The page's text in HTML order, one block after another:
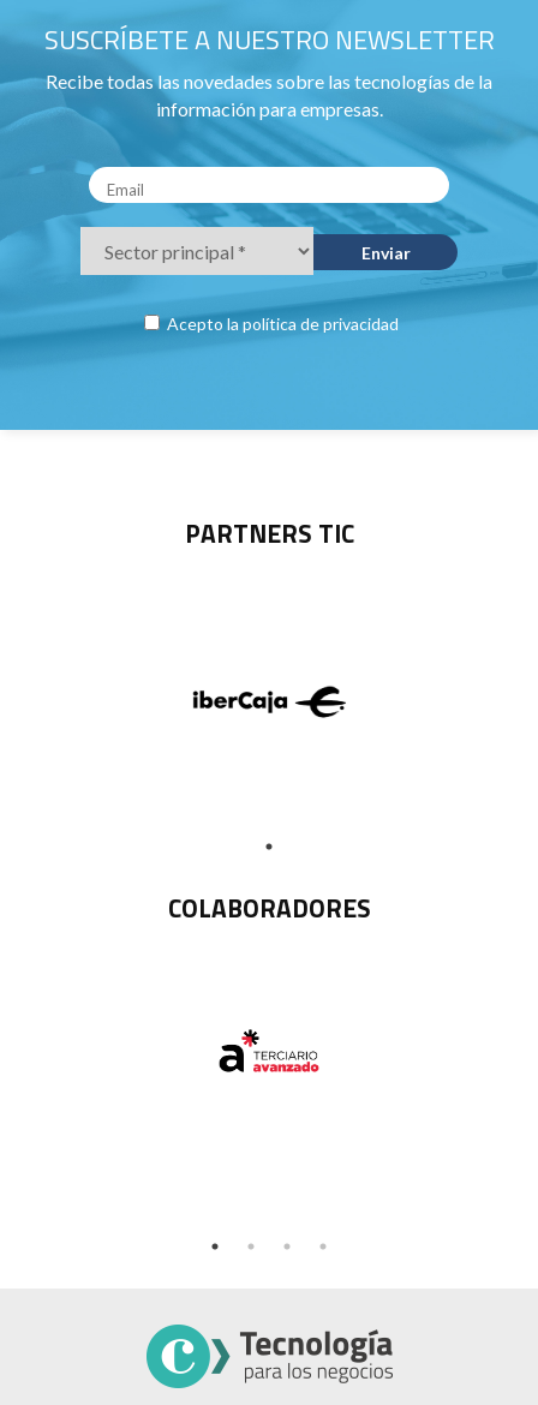
SUSCRÍBETE A NUESTRO NEWSLETTER
Recibe todas las novedades sobre las tecnologías de la
información para empresas.
Acepto la política de privacidad
PARTNERS TIC
COLABORADORES